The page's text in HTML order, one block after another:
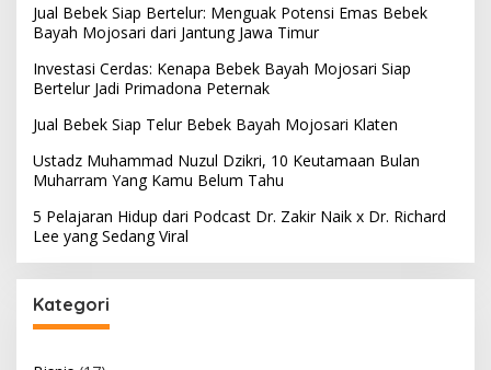
r
:
Jual Bebek Siap Bertelur: Menguak Potensi Emas Bebek
Bayah Mojosari dari Jantung Jawa Timur
Investasi Cerdas: Kenapa Bebek Bayah Mojosari Siap
Bertelur Jadi Primadona Peternak
Jual Bebek Siap Telur Bebek Bayah Mojosari Klaten
Ustadz Muhammad Nuzul Dzikri, 10 Keutamaan Bulan
Muharram Yang Kamu Belum Tahu
5 Pelajaran Hidup dari Podcast Dr. Zakir Naik x Dr. Richard
Lee yang Sedang Viral
Kategori